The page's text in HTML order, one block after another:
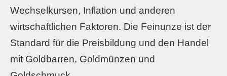
Wechselkursen, Inflation und anderen
wirtschaftlichen Faktoren. Die Feinunze ist der
Standard für die Preisbildung und den Handel
mit Goldbarren, Goldmünzen und